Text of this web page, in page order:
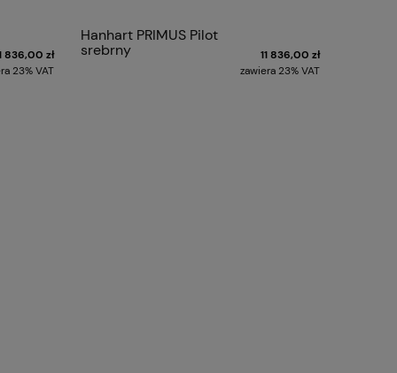
836,00 zł
23% VAT
Hanhart PRIMUS Pilot
srebrny
11 836,00 zł
zawiera 23% VAT